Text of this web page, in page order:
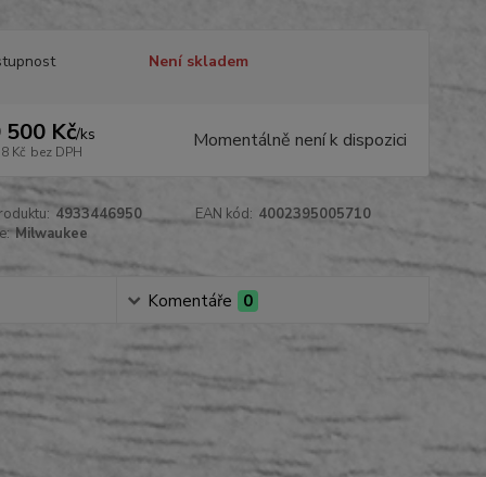
Není skladem
500 Kč/ks
Kč bez DPH Momentálně není k dispozici
4933446950 EAN kód: 4002395005710
Milwaukee
Komentáře 0